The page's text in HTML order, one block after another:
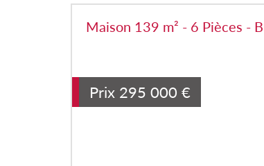
Maison 139 m² - 6 Pièces -
Prix 295 000 €